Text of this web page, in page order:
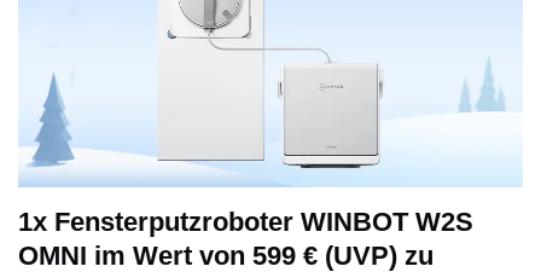
1x Fensterputzroboter WINBOT W2S
OMNI im Wert von 599 € (UVP) zu